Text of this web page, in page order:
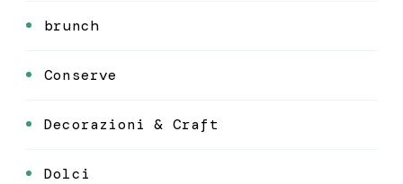
brunch
Conserve
Decorazioni & Craft
Dolci